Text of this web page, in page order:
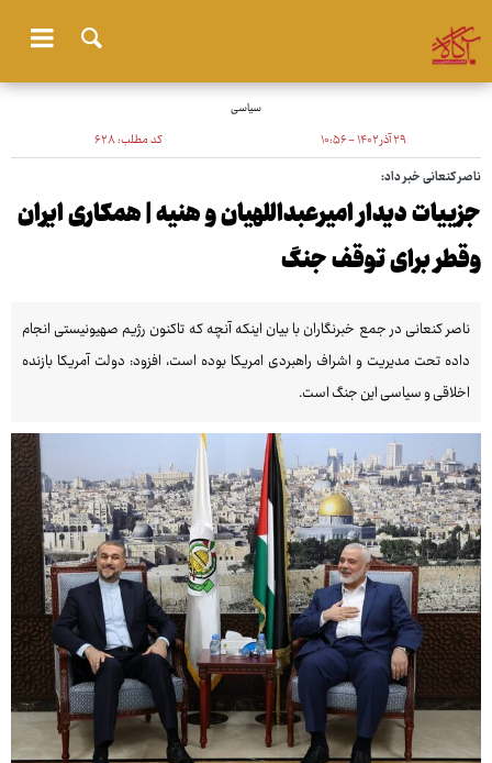
سیاسی
۲۹ آذر ۱۴۰۲ - ۱۰:۵۶ کد مطلب:۶۲۸
ناصر کنعانی خبر داد:
جزییات دیدار امیرعبداللهیان و هنیه | همکاری ایران
وقطر برای توقف جنگ
ناصر کنعانی در جمع خبرنگاران با بیان اینکه آنچه که تاکنون رژیم صهیونیستی انجام
داده تحت مدیریت و اشراف راهبردی امریکا بوده است، افزود: دولت آمریکا بازنده
اخلاقی و سیاسی این جنگ است.